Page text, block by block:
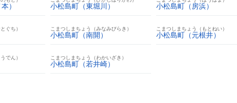
） 小松島町（東堀川） 小松島町（房浜）
ぐち） こまつしまちょう（みなみびらき）
小松島町（南開）
こまつしまちょう（もとねい）
小松島町（元根井）
でん） こまつしまちょう（わかいざき）
小松島町（若井崎）